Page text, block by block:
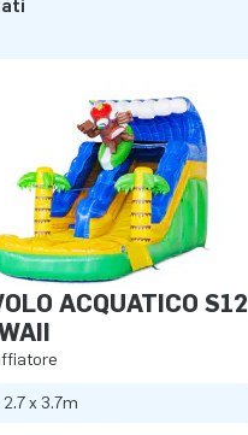
ACQUATICO S12
2.7 x 3.7m